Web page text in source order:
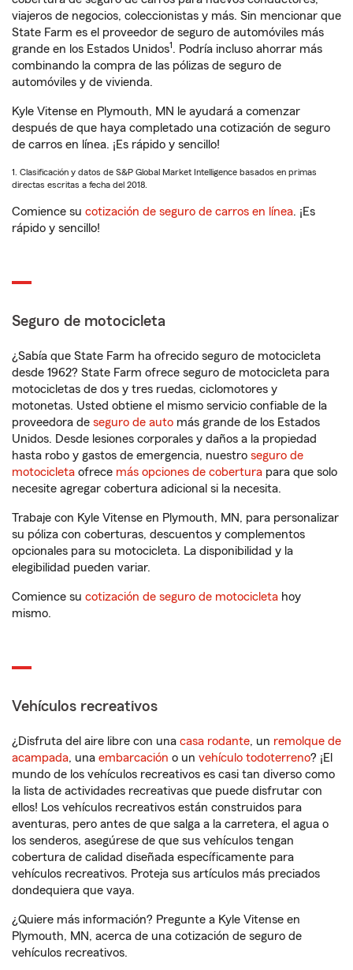
viajeros de negocios, coleccionistas y más. Sin mencionar que
State Farm es el proveedor de seguro de automóviles más
grande en los Estados Unidos1. Podría incluso ahorrar más
combinando la compra de las pólizas de seguro de
automóviles y de vivienda.
Kyle Vitense en Plymouth, MN le ayudará a comenzar
después de que haya completado una cotización de seguro
de carros en línea. ¡Es rápido y sencillo!
1. Clasificación y datos de S&P Global Market Intelligence basados en primas
directas escritas a fecha del 2018.
Comience su cotización de seguro de carros en línea. ¡Es
rápido y sencillo!
Seguro de motocicleta
¿Sabía que State Farm ha ofrecido seguro de motocicleta
desde 1962? State Farm ofrece seguro de motocicleta para
motocicletas de dos y tres ruedas, ciclomotores y
motonetas. Usted obtiene el mismo servicio confiable de la
proveedora de seguro de auto más grande de los Estados
Unidos. Desde lesiones corporales y daños a la propiedad
hasta robo y gastos de emergencia, nuestro seguro de
motocicleta ofrece más opciones de cobertura para que solo
necesite agregar cobertura adicional si la necesita.
Trabaje con Kyle Vitense en Plymouth, MN, para personalizar
su póliza con coberturas, descuentos y complementos
opcionales para su motocicleta. La disponibilidad y la
elegibilidad pueden variar.
Comience su cotización de seguro de motocicleta hoy
mismo.
Vehículos recreativos
¿Disfruta del aire libre con una casa rodante, un remolque de
acampada, una embarcación o un vehículo todoterreno? ¡El
mundo de los vehículos recreativos es casi tan diverso como
la lista de actividades recreativas que puede disfrutar con
ellos! Los vehículos recreativos están construidos para
aventuras, pero antes de que salga a la carretera, el agua o
los senderos, asegúrese de que sus vehículos tengan
cobertura de calidad diseñada específicamente para
vehículos recreativos. Proteja sus artículos más preciados
dondequiera que vaya.
¿Quiere más información? Pregunte a Kyle Vitense en
Plymouth, MN, acerca de una cotización de seguro de
vehículos recreativos.